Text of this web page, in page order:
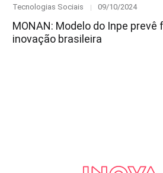
Category
Tecnologias Sociais
Posted
09/10/2024
MONAN: Modelo do Inpe
inovação brasileira